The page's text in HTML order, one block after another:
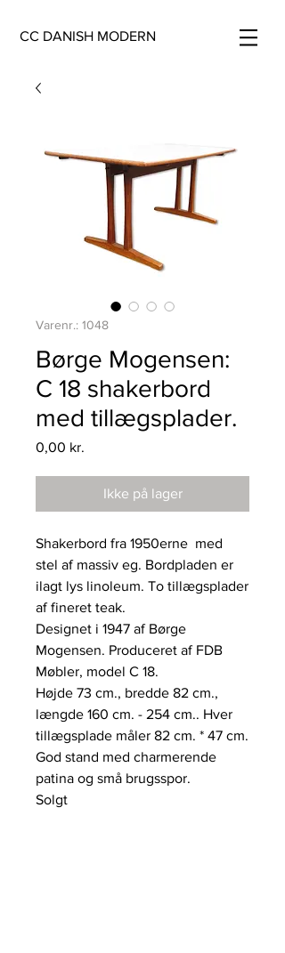
CC DANISH MODERN
Varenr.: 1048
Børge Mogensen:
C 18 shakerbord
med tillægsplader.
0,00 kr.
Ikke på lager
Shakerbord fra 1950erne med
stel af massiv eg. Bordpladen er
ilagt lys linoleum. To tillægsplader
af fineret teak.
Designet i 1947 af Børge
Mogensen. Produceret af FDB
Møbler, model C 18.
Højde 73 cm., bredde 82 cm.,
længde 160 cm. - 254 cm.. Hver
tillægsplade måler 82 cm. * 47 cm.
God stand med charmerende
patina og små brugsspor.
Solgt